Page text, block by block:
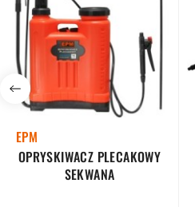
EPM
OPRYSKIWACZ PLECAKOWY
SEKWANA